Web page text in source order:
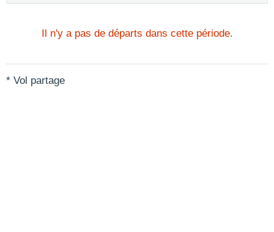
Il n'y a pas de départs dans cette période.
* Vol partage